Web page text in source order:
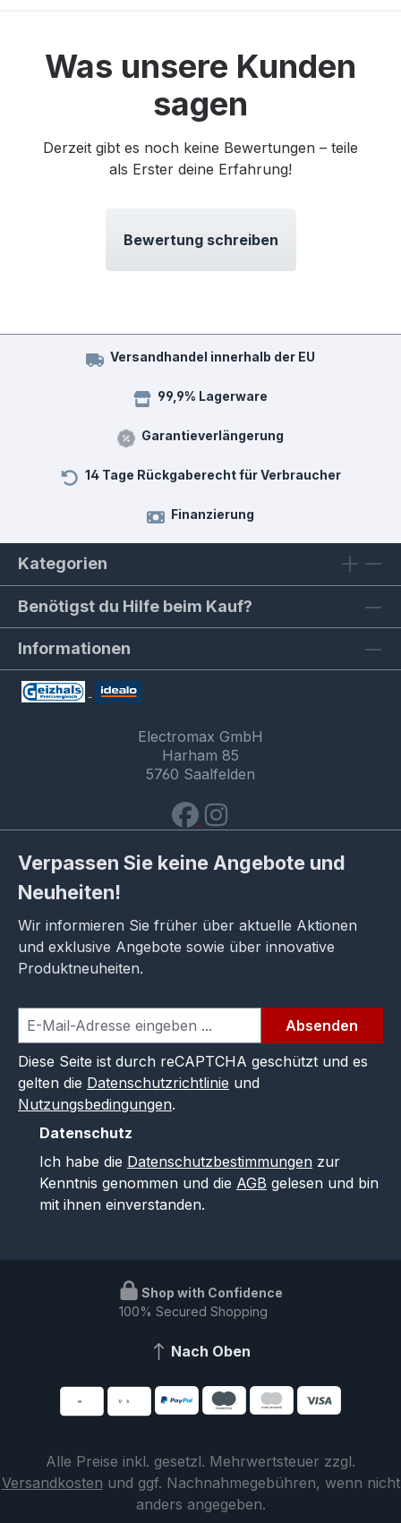
Was unsere Kunden
sagen
Derzeit gibt es noch keine Bewertungen – teile
als Erster deine Erfahrung!
Bewertung schreiben
Versandhandel innerhalb der EU
99,9% Lagerware
Garantieverlängerung
14 Tage Rückgaberecht für Verbraucher
Finanzierung
Kategorien
Benötigst du Hilfe beim Kauf?
Informationen
Electromax GmbH
Harham 85
5760 Saalfelden
Verpassen Sie keine Angebote und
Neuheiten!
Wir informieren Sie früher über aktuelle Aktionen
und exklusive Angebote sowie über innovative
Produktneuheiten.
Absenden
Diese Seite ist durch reCAPTCHA geschützt und es
gelten die Datenschutzrichtlinie und
Nutzungsbedingungen.
Datenschutz
Ich habe die Datenschutzbestimmungen zur
Kenntnis genommen und die AGB gelesen und bin
mit ihnen einverstanden.
Shop with Confidence
100% Secured Shopping
Nach Oben
Alle Preise inkl. gesetzl. Mehrwertsteuer zzgl.
Versandkosten und ggf. Nachnahmegebühren, wenn nicht
anders angegeben.